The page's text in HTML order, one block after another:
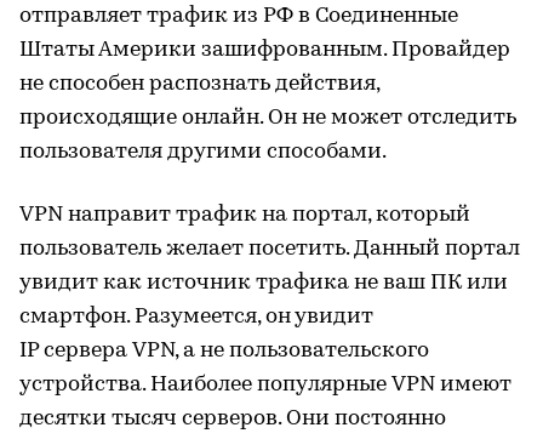
отправляет трафик из РФ в Соединенные
Штаты Америки зашифрованным. Провайдер
не способен распознать действия,
происходящие онлайн. Он не может отследить
пользователя другими способами.
VPN направит трафик на портал, который
пользователь желает посетить. Данный портал
увидит как источник трафика не ваш ПК или
смартфон. Разумеется, он увидит
IP сервера VPN, а не пользовательского
устройства. Наиболее популярные VPN имеют
десятки тысяч серверов. Они постоянно